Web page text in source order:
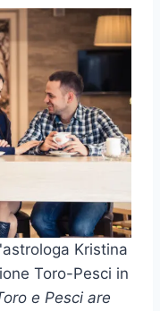
Kristina
Toro-Pesci in
e Pesci are